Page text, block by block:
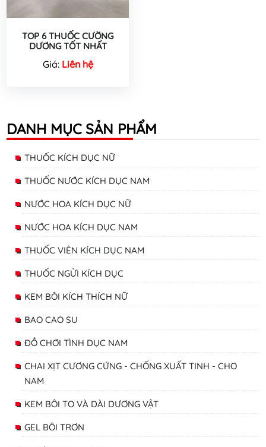
TOP 6 THUỐC CƯỜNG
DƯƠNG TỐT NHẤT
Giá: Liên hệ
DANH MỤC SẢN PHẨM
THUỐC KÍCH DỤC NỮ
THUỐC NƯỚC KÍCH DỤC NAM
NƯỚC HOA KÍCH DỤC NỮ
NƯỚC HOA KÍCH DỤC NAM
THUỐC VIÊN KÍCH DỤC NAM
THUỐC NGỬI KÍCH DỤC
KEM BÔI KÍCH THÍCH NỮ
BAO CAO SU
ĐỒ CHƠI TÌNH DỤC NAM
CHAI XỊT CƯƠNG CỨNG - CHỐNG XUẤT TINH - CHO
NAM
KEM BÔI TO VÀ DÀI DƯƠNG VẬT
GEL BÔI TRƠN